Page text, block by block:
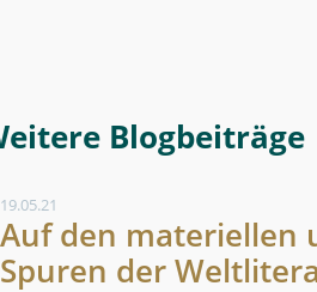
Weitere Blogeintrag
19.05.21
Auf den materiellen
Spuren der